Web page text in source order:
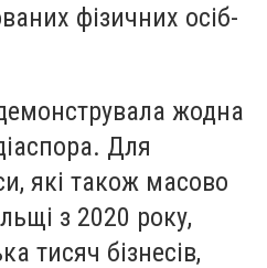
фізичних осіб-
жодна
Для
які також масово
з 2020 року,
тисяч бізнесів,